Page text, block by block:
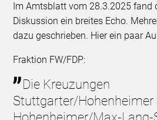
Im Amtsblatt vom 28.3.2025 fand
Diskussion ein breites Echo.
dazu geschrieben. Hier ein paar
Fraktion FW/FDP:
Die Kreuzungen
Stuttgarter/Hohenheimer